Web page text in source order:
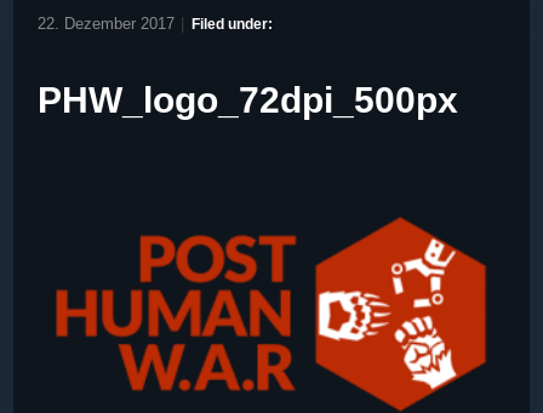
22. Dezember 2017 Filed under:
PHW_logo_72dpi_500px